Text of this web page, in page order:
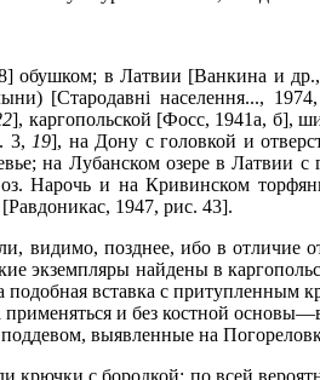
обушком; в Латвии [Ванкина и
[Стародавнi населення...,
], каргопольской [Фосс, 1941а, б],
3, 19], на Дону с головкой и
на Лубанском озере в Латвии
Нарочь и на Кривинском
1947, рис. 43].
видимо, позднее, ибо в отличие
экземпляры найдены в
вставка с притупленным
применяться и без костной
выявленные на